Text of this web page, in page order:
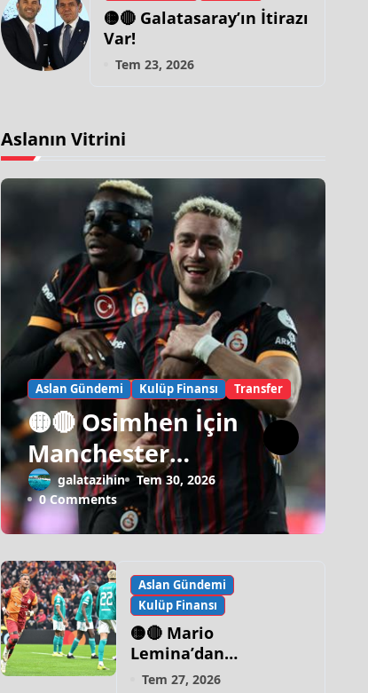
🟡🔴 Galatasaray’ın İtirazı
Var!
Tem 23, 2026
Aslanın Vitrini
Aslan Gündemi Kulüp Finansı Transfer
🟡🔴 Osimhen İçin
Manchester
United Israrı!
galatazihin
Tem 30, 2026
0 Comments
Aslan Gündemi
Kulüp Finansı
🟡🔴 Mario
Lemina’dan
Galatasaray İtirafı!
Tem 27, 2026